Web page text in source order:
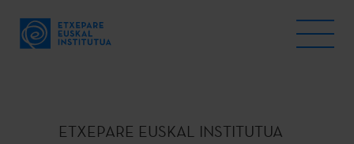
ETXEPARE EUSKAL INSTITUTUA